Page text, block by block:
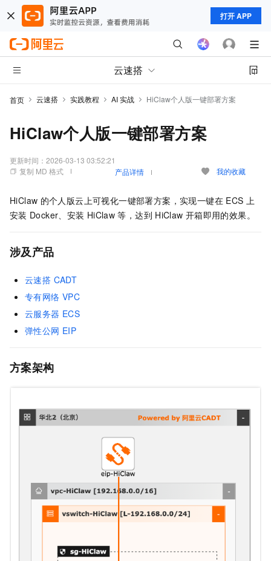
打开 APP
云速搭
首页 云速搭 实践教程 AI 实战 HiClaw个人版一键部署方案
HiClaw个人版一键部署方案
更新时间： 2026-03-13 03:52:21
复制 MD 格式
产品详情 我的收藏
HiClaw 的个人版云上可视化一键部署方案，实现一键在 ECS 上
安装 Docker、安装 HiClaw 等，达到 HiClaw 开箱即用的效果。
涉及产品
云速搭 CADT
专有网络 VPC
云服务器 ECS
弹性公网 EIP
方案架构